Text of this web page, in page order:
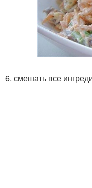
6. смешать все